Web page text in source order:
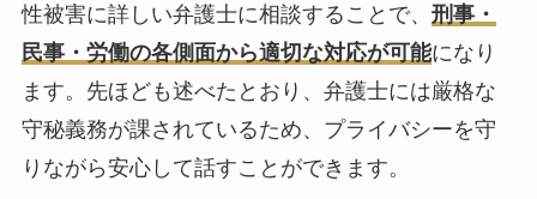
性被害に詳しい弁護士に相談することで、 刑事・
民事・労働の各側面から適切な対応が可能になり
ます。先ほども述べたとおり、弁護士には厳格な
守秘義務が課されているため、プライバシーを守
りながら安心して話すことができます。